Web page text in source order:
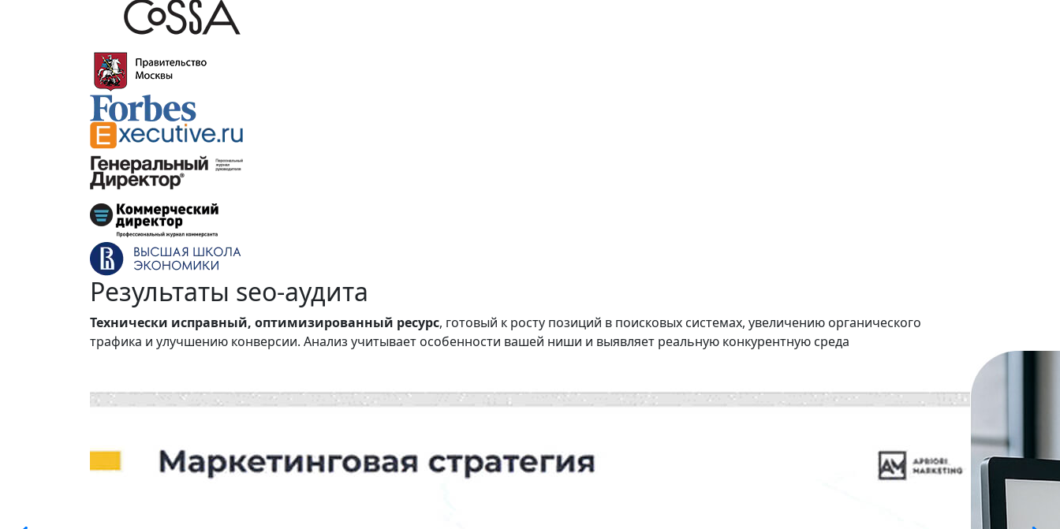
Результаты seo-аудита
Технически исправный, оптимизированный ресурс, готовый к росту позиций в поисковых системах, увеличению органического
трафика и улучшению конверсии. Анализ учитывает особенности вашей ниши и выявляет реальную конкурентную среда